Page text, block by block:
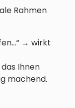
Rahmen
→ wirkt
Ihnen
machend.